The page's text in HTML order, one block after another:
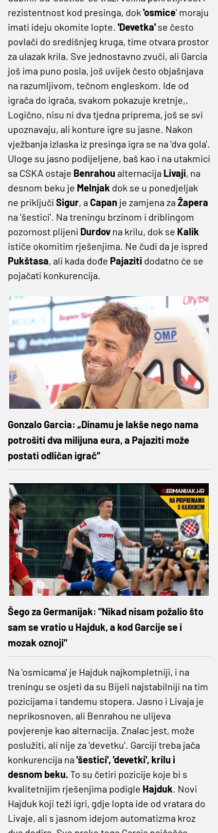
rezistentnost kod presinga, dok 'osmice' moraju
imati ideju okomite lopte. 'Devetka' se često
povlači do središnjeg kruga, time otvara prostor
za ulazak krila. Sve jednostavno zvuči, ali Garcia
još ima puno posla, još uvijek često objašnjava
na razumljivom, tečnom engleskom. Ide od
igrača do igrača, svakom pokazuje kretnje,.
Logično, nisu ni dva tjedna priprema, još se svi
upoznavaju, ali konture igre su jasne. Nakon
vježbanja izlaska iz presinga igra se na 'dva gola'.
Uloge su jasno podijeljene, baš kao i na utakmici
sa CSKA ostaje Benrahou alternacija Livaji, na
desnom beku je Melnjak dok se u ponedjeljak
ne priključi Sigur, a Capan je zamjena za Žapera
na 'šestici'. Na treningu brzinom i driblingom
pozornost plijeni Durdov na krilu, dok se Kalik
ističe okomitim rješenjima. Ne čudi da je ispred
Pukštasa, ali kada dođe Pajaziti dodatno će se
pojačati konkurencija.
Gonzalo Garcia: „Dinamu je lakše nego nama
potrošiti dva milijuna eura, a Pajaziti može
postati odličan igrač”
Šego za Germanijak: "Nikad nisam požalio što
sam se vratio u Hajduk, a kod Garcije se i
mozak oznoji"
Na 'osmicama' je Hajduk najkompletniji, i na
treningu se osjeti da su Bijeli najstabilniji na tim
pozicijama i tandemu stopera. Jasno i Livaja je
neprikosnoven, ali Benrahou ne ulijeva
povjerenje kao alternacija. Znalac jest, može
poslužiti, ali nije za 'devetku'. Garciji treba jača
konkurencija na 'šestici', 'devetki', krilu i
desnom beku.To su četiri pozicije koje bi s
kvalitetnijim rješenjima podigle Hajduk. Novi
Hajduk koji teži igri, gdje lopta ide od vratara do
Livaje, ali s jasnom idejom automatizma kroz